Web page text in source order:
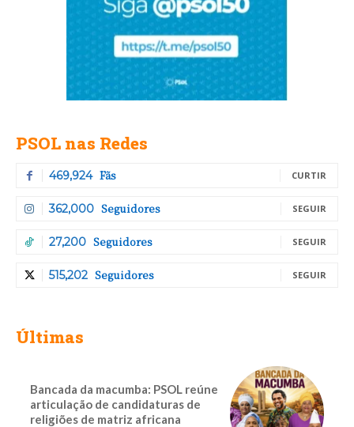
PSOL nas Redes
469,924 Fãs CURTIR
362,000 Seguidores SEGUIR
27,200 Seguidores SEGUIR
515,202 Seguidores SEGUIR
Últimas
Bancada da macumba: PSOL reúne
articulação de candidaturas de
religiões de matriz africana